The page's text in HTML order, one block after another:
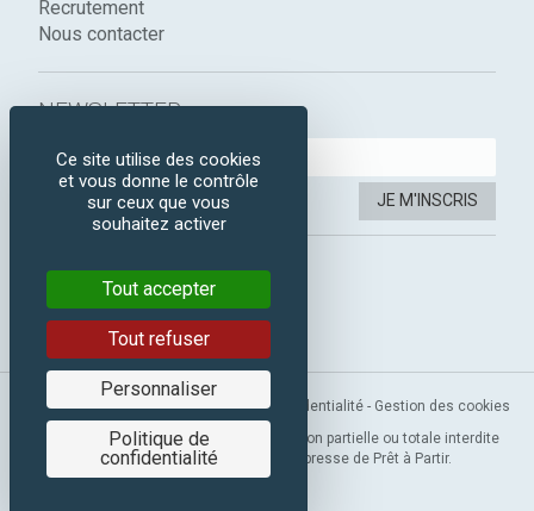
Recrutement
Nous contacter
NEWSLETTER :
JE M'INSCRIS
SUIVEZ-NOUS :
Facebook
Instagram
Mentions légales-CGV-Politique de confidentialité - Gestion des cookies
Copyright 2019 © Prêt à Partir. Reproduction partielle ou totale interdite
sans l’autorisation préalable et expresse de Prêt à Partir.
Ce site utilise des cookies
et vous donne le contrôle
sur ceux que vous
souhaitez activer
Tout accepter
Tout refuser
Personnaliser
Politique de
confidentialité